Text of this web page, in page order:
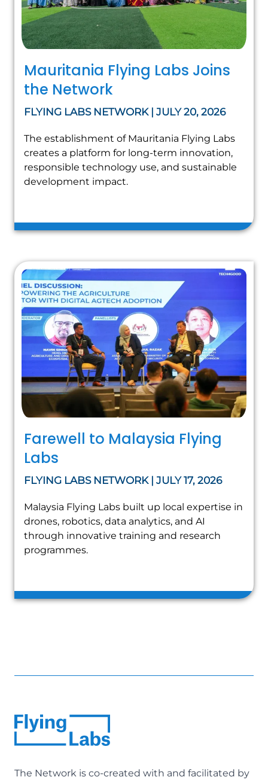
Mauritania Flying Labs Joins
the Network
FLYING LABS NETWORK | JULY 20, 2026
The establishment of Mauritania Flying Labs
creates a platform for long-term innovation,
responsible technology use, and sustainable
development impact.
Farewell to Malaysia Flying
Labs
FLYING LABS NETWORK | JULY 17, 2026
Malaysia Flying Labs built up local expertise in
drones, robotics, data analytics, and AI
through innovative training and research
programmes.
The Network is co-created with and facilitated by